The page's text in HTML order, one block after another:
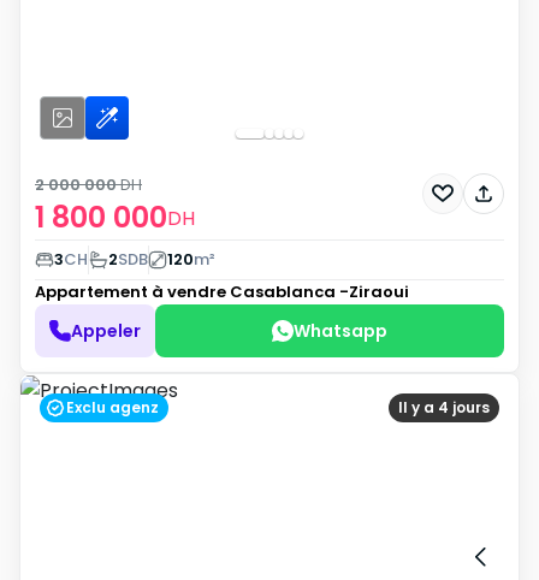
1 800 000DH
2 000 000DH
3CH 2SDB 120m²
Appartement à vendre Casablanca -Ziraoui
Appeler Whatsapp
Il y a 4 jours
Exclu agenz